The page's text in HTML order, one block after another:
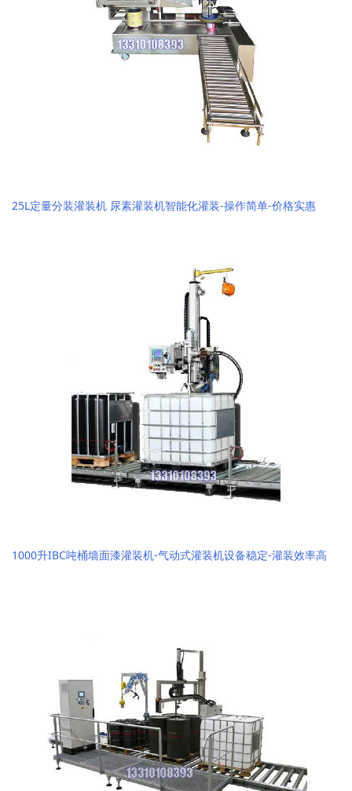
25L定量分装灌装机 尿素灌装机智能化灌装-操作简单-价格实惠
1000升IBC吨桶墙面漆灌装机-气动式灌装机设备稳定-灌装效率高